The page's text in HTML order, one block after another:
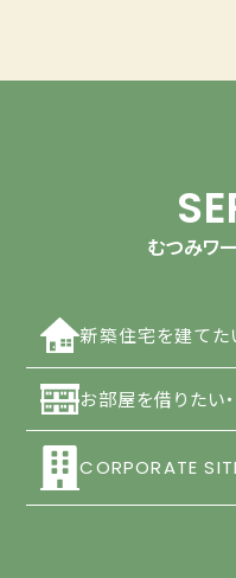
むつみワ
新築住宅を建てた
お部屋を借りたい
CORPORATE